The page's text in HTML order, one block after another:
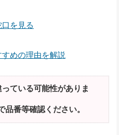
を見る
めの理由を解説
ている可能性がありま
品番等確認ください。